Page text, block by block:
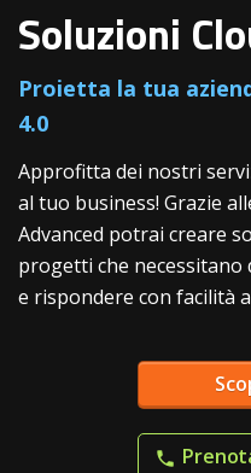
Soluzioni
Proietta la tua
4.0
Approfitta dei nostri
al tuo business! Grazie
Advanced potrai creare
progetti che necessitano
e rispondere con facilità
phone